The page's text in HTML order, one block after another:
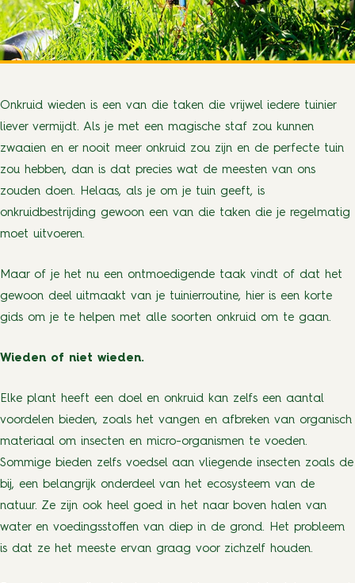
Onkruid wieden is een van die taken die vrijwel iedere tuinier
liever vermijdt. Als je met een magische staf zou kunnen
zwaaien en er nooit meer onkruid zou zijn en de perfecte tuin
zou hebben, dan is dat precies wat de meesten van ons
zouden doen. Helaas, als je om je tuin geeft, is
onkruidbestrijding gewoon een van die taken die je regelmatig
moet uitvoeren.
Maar of je het nu een ontmoedigende taak vindt of dat het
gewoon deel uitmaakt van je tuinierroutine, hier is een korte
gids om je te helpen met alle soorten onkruid om te gaan.
Wieden of niet wieden.
Elke plant heeft een doel en onkruid kan zelfs een aantal
voordelen bieden, zoals het vangen en afbreken van organisch
materiaal om insecten en micro-organismen te voeden.
Sommige bieden zelfs voedsel aan vliegende insecten zoals de
bij, een belangrijk onderdeel van het ecosysteem van de
natuur. Ze zijn ook heel goed in het naar boven halen van
water en voedingsstoffen van diep in de grond. Het probleem
is dat ze het meeste ervan graag voor zichzelf houden.